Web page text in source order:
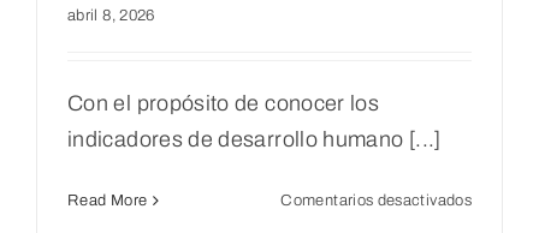
abril 8, 2026
Con el propósito de conocer los
indicadores de desarrollo humano [...]
Read More Comentarios desactivadosen